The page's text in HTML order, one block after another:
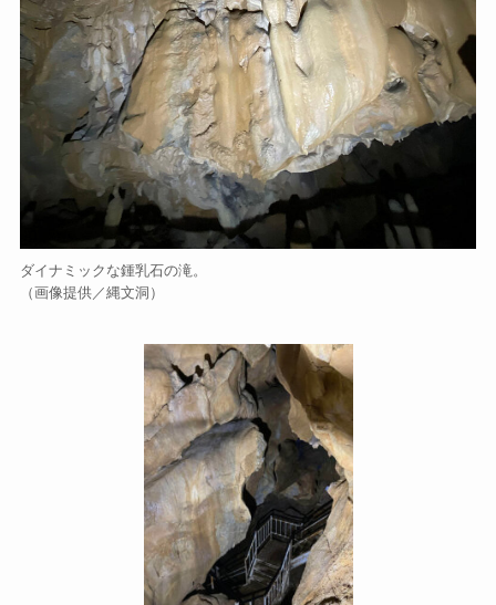
ダイナミックな鍾乳石の滝。
（画像提供／縄文洞）